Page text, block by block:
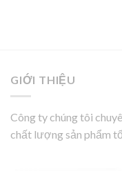
GIỚI THIỆU
Công ty chúng tôi
chất lượng sản phẩm